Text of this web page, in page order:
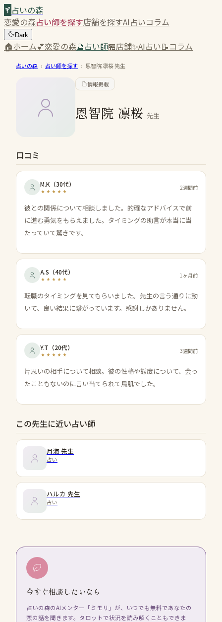
占いの森
恋愛の森占い師を探す店舗を探すAI占いコラム
Dark
🏠ホーム💕恋愛の森🔮占い師🏪店舗✨AI占い📝コラム
占いの森 › 占い師を探す › 恩智院 凛桜先生
情報掲載
恩智院 凛桜 先生
口コミ
M.K （30代） 2週間前
彼との関係について相談しました。的確なアドバイスで前
に進む勇気をもらえました。タイミングの助言が本当に当
たっていて驚きです。
A.S （40代） 1ヶ月前
転職のタイミングを見てもらいました。先生の言う通りに動
いて、良い結果に繋がっています。感謝しかありません。
Y.T （20代） 3週間前
片思いの相手について相談。彼の性格や態度について、会っ
たこともないのに言い当てられて鳥肌でした。
この先生に近い占い師
月海 先生
占い
ハルカ 先生
占い
今すぐ相談したいなら
占いの森のAIメンター「ミモリ」が、いつでも無料であなたの
恋の話を聞きます。タロットで状況を読み解くこともできま